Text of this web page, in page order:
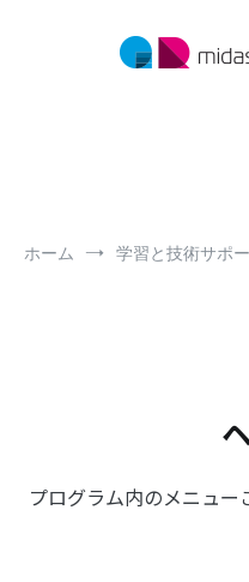
ホーム 学習と技術サポ
プログラム内のメニュ